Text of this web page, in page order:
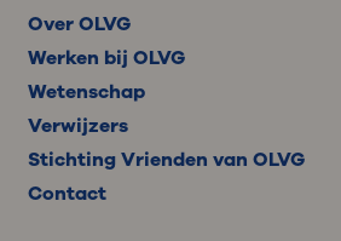
Over OLVG
Werken bij OLVG
Wetenschap
Verwijzers
Stichting Vrienden van OLVG
Contact